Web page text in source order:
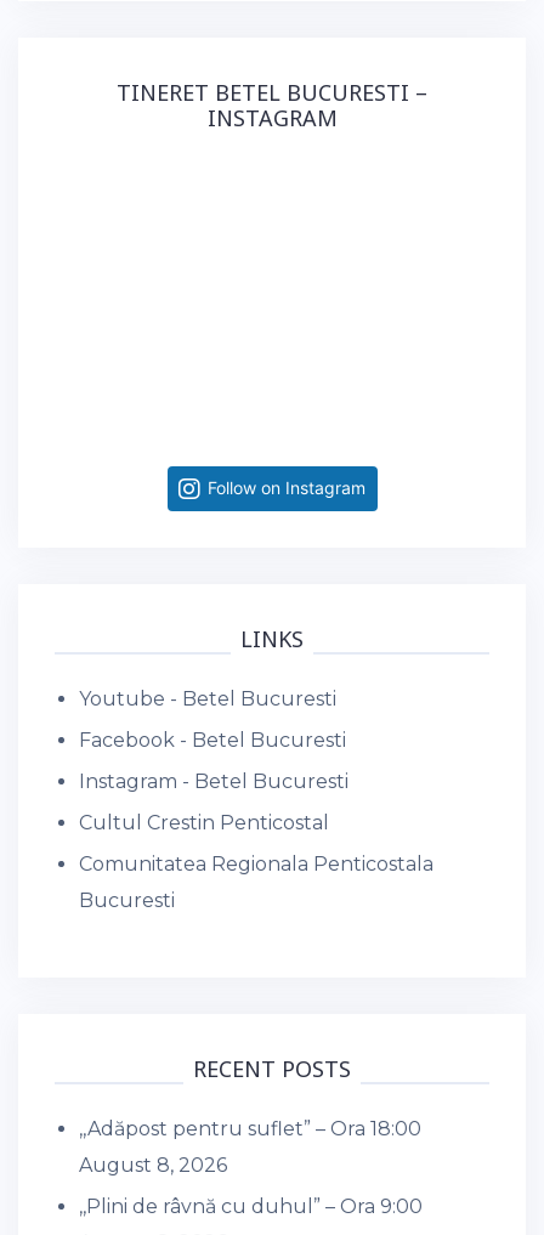
TINERET BETEL BUCURESTI –
INSTAGRAM
Follow on Instagram
LINKS
Youtube - Betel Bucuresti
Facebook - Betel Bucuresti
Instagram - Betel Bucuresti
Cultul Crestin Penticostal
Comunitatea Regionala Penticostala
Bucuresti
RECENT POSTS
,,Adăpost pentru suflet” – Ora 18:00
August 8, 2026
,,Plini de râvnă cu duhul” – Ora 9:00